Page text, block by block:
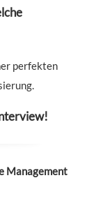
perfekten
Management